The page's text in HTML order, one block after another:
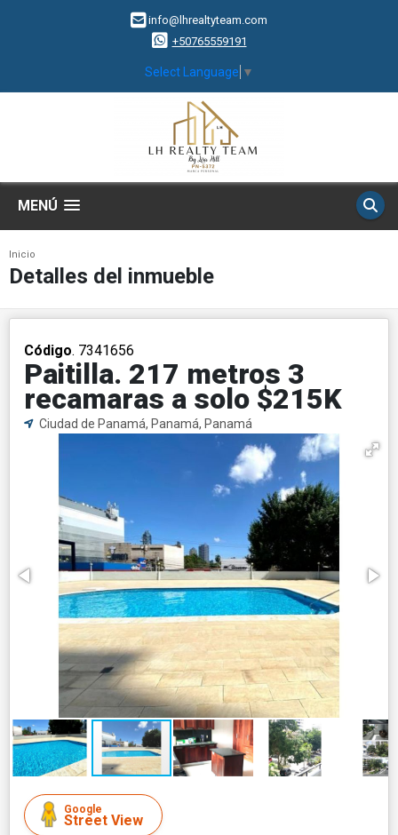
info@lhrealtyteam.com
+50765559191
Select Language ▼
MENÚ
Inicio
Detalles del inmueble
Código. 7341656
Paitilla. 217 metros 3
recamaras a solo $215K
Ciudad de Panamá, Panamá, Panamá
Google
Street View